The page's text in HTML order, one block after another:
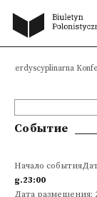
Событие
Начало
g.23:00
Дата размещения: